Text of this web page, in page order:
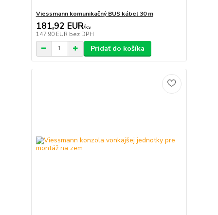
Viessmann komunikačný BUS kábel 30 m
181,92 EUR/ks
147,90 EUR bez DPH
Pridať do košíka